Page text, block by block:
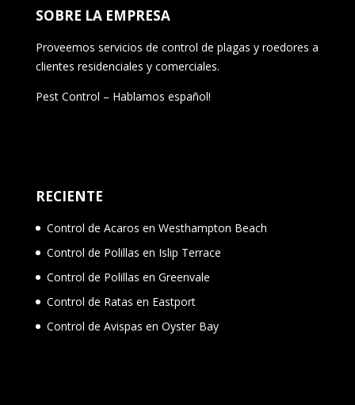
SOBRE LA EMPRESA
Proveemos servicios de control de plagas y roedores a
clientes residenciales y comerciales.
Pest Control – Hablamos español!
RECIENTE
Control de Acaros en Westhampton Beach
Control de Polillas en Islip Terrace
Control de Polillas en Greenvale
Control de Ratas en Eastport
Control de Avispas en Oyster Bay